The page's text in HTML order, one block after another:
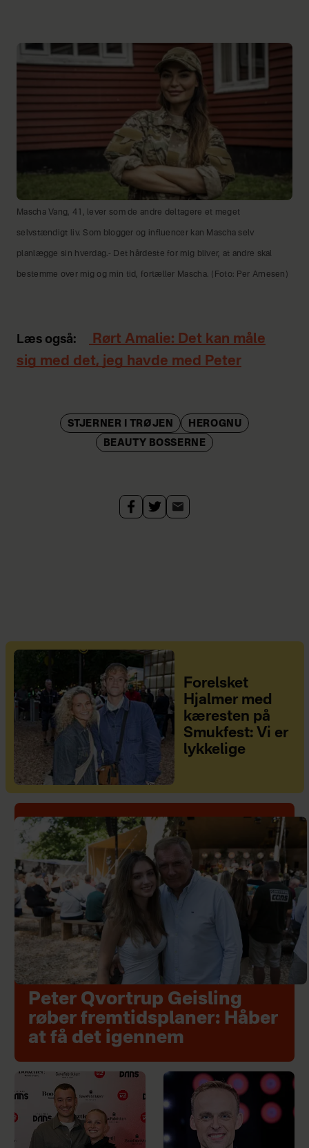
Mascha Vang, 41, lever som de andre deltagere et meget
selvstændigt liv. Som blogger og influencer kan Mascha selv
planlægge sin hverdag.- Det hårdeste for mig bliver, at andre skal
bestemme over mig og min tid, fortæller Mascha. (Foto: Per Arnesen)
Læs også:
Rørt Amalie: Det kan måle
sig med det, jeg havde med Peter
STJERNER I TRØJEN
HEROGNU
BEAUTY BOSSERNE
Forelsket
Hjalmer med
kæresten på
Smukfest: Vi er
lykkelige
Peter Qvortrup Geisling
røber fremtidsplaner: Håber
at få det igennem